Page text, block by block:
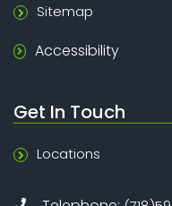
Sitemap
Accessibility
Get In Touch
Locations